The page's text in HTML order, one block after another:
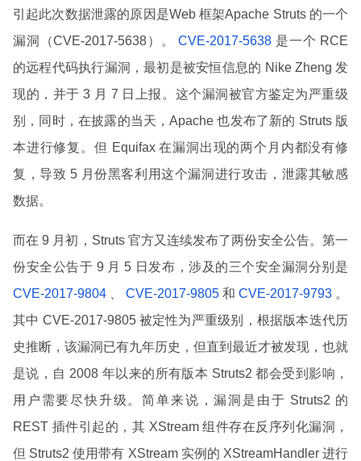
引起此次数据泄露的原因是Web 框架Apache Struts 的一个
漏洞（CVE-2017-5638）。
CVE-2017-5638 是一个 RCE
的远程代码执行漏洞，最初是被安恒信息的 Nike Zheng 发
现的，并于 3 月 7 日上报。这个漏洞被官方鉴定为严重级
别，同时，在披露的当天，Apache 也发布了新的 Struts 版
本进行修复。但 Equifax 在漏洞出现的两个月内都没有修
复，导致 5 月份黑客利用这个漏洞进行攻击，泄露其敏感
数据。
而在 9 月初，Struts 官方又连续发布了两份安全公告。第一
份安全公告于 9 月 5 日发布，涉及的三个安全漏洞分别是
CVE-2017-9804
CVE-2017-9805 和 CVE-2017-9793 。
其中 CVE-2017-9805 被定性为严重级别，根据版本迭代历
史推断，该漏洞已有九年历史，但直到最近才被发现，也就
是说，自 2008 年以来的所有版本 Struts2 都会受到影响，
用户需要尽快升级。简单来说，漏洞是由于 Struts2 的
REST 插件引起的，其 XStream 组件存在反序列化漏洞，
但 Struts2 使用带有 XStream 实例的 XStreamHandler 进行